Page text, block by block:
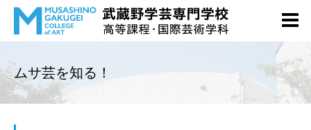
ムサ芸を知る！